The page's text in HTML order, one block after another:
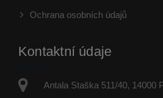
Ochrana osobních údajů
Kontaktní údaje
Antala Staška 511/40, 14000